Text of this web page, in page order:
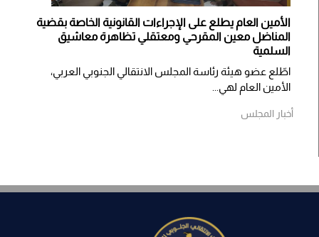
الأمين العام يطلع على الإجراءات القانونية الخاصة بقضية
المناضل معين المقرحي ومعتقلي تظاهرة معاشيق
السلمية
اطّلع عضو هيئة رئاسة المجلس الانتقالي الجنوبي العربي،
الأمين العام لهي...
أخبار المجلس